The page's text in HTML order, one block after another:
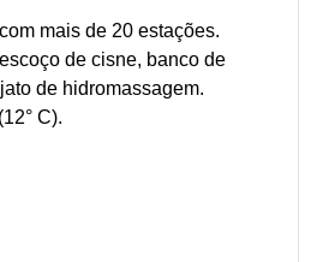
mais de 20 estações.
de cisne, banco de
de hidromassagem.
C).